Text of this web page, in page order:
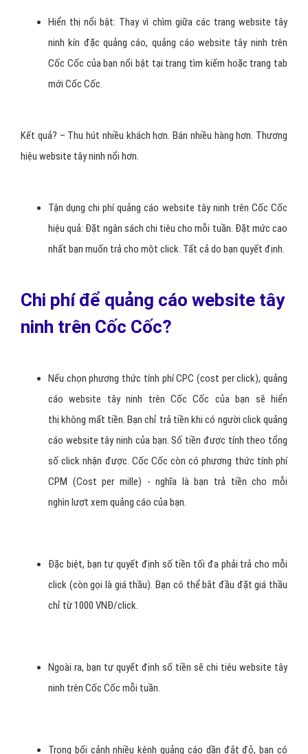
Đúng lúc, đúng nơi: Tùy chọn thời gian, khu vực bạn muốn
quảng cáo website tây ninh trên Cốc Cốc. Chỉ quảng cáo tại
Hà Nội, vào từ 9h – 12h sáng?
Hiển thị nổi bật: Thay vì chìm giữa các trang website tây
ninh kín đặc quảng cáo, quảng cáo website tây ninh trên
mới Cốc Cốc.
Kết quả? – Thu hút nhiều khách hơn. Bán nhiều hàng hơn. Thương
Tận dụng chi phí quảng cáo website tây ninh trên Cốc Cốc
Chi phí để quảng cáo website tây
ninh trên Cốc Cốc?
Nếu chọn phương thức tính phí CPC (cost per click), quảng
cáo website tây ninh của bạn. Số tiền được tính theo tổng
số click nhận được. Cốc Cốc còn có phương thức tính phí
CPM (Cost per mille) - nghĩa là bạn trả tiền cho mỗi
Đặc biệt, bạn tự quyết định số tiền tối đa phải trả cho mỗi